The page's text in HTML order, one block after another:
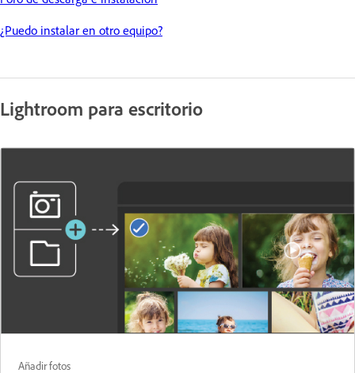
¿Puedo instalar en otro equipo?
Lightroom para escritorio
Añadir fotos